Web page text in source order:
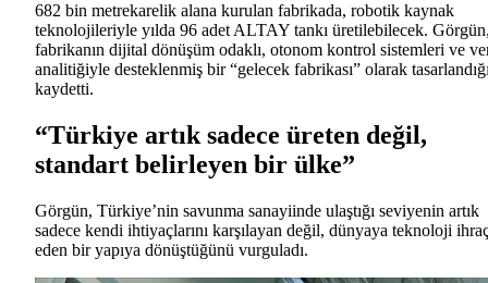
682 bin metrekarelik alana kurulan fabrikada, robotik kaynak
teknolojileriyle yılda 96 adet ALTAY tankı üretilebilecek.
fabrikanın dijital dönüşüm odaklı, otonom kontrol sistemleri ve
analitiğiyle desteklenmiş bir “gelecek fabrikası” olarak
kaydetti.
“Türkiye artık sadece üreten değil,
standart belirleyen bir ülke”
Görgün, Türkiye’nin savunma sanayiinde ulaştığı seviyenin artık
sadece kendi ihtiyaçlarını karşılayan değil, dünyaya teknoloji
eden bir yapıya dönüştüğünü vurguladı.